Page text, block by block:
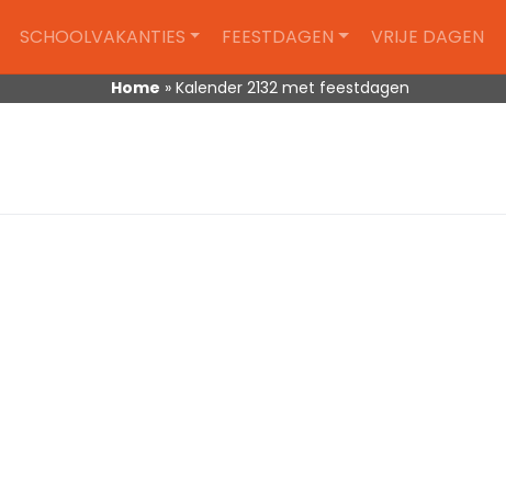
SCHOOLVAKANTIES FEESTDAGEN VRIJE DAGEN
Home » Kalender 2132 met feestdagen